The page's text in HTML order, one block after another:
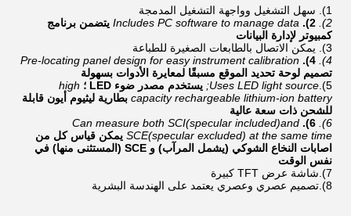
1).
سهل التشغيل وواجهة التشغيل المدمجة
2).
2).
Includes PC software to manage data يتضمن برنامج
كمبيوتر لإدارة البيانات
3).
يمكن الاتصال بالطابعات الصغيرة للطباعة
4).
4).
Pre-locating panel design for easy instrument calibration
تصميم لوحة تحديد الموقع مسبقًا لمعايرة الأدوات بسهولة
5).
Uses LED light source; يستخدم مصدر ضوء LED ؛
high
capacity rechargeable lithium-ion battery بطارية ليثيوم أيون قابلة
للشحن ذات سعة عالية
6).
6).
Can measure both SCI(specular included)and
SCE(specular excluded) at the same time يمكن قياس كل من
اصابات النخاع الشوكي (يشمل المرآب) و SCE (المستثنى منها) في
نفس الوقت
7).
شاشة عرض TFT كبيرة
8). تصميم عصري وعصري يعتمد على الهندسة البشرية